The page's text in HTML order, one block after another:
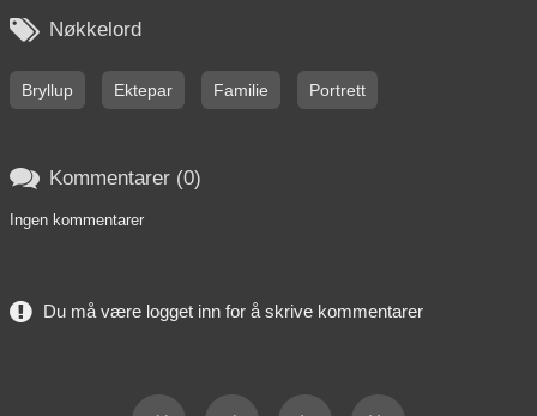
 Nøkkelord
Bryllup Ektepar Familie Portrett
 Kommentarer (0)
Ingen kommentarer
Du må være logget inn for å skrive kommentarer